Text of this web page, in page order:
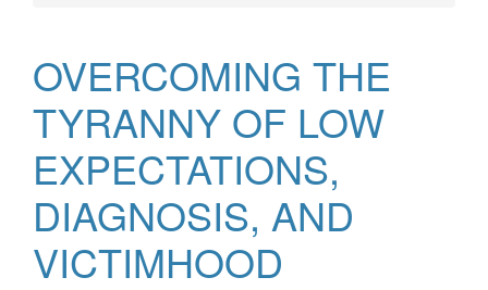
OVERCOMING THE
TYRANNY OF LOW
EXPECTATIONS,
DIAGNOSIS, AND
VICTIMHOOD